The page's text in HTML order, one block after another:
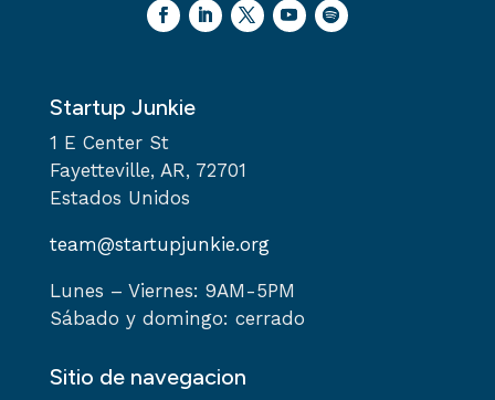
Startup Junkie
1 E Center St
Fayetteville, AR, 72701
Estados Unidos
team@startupjunkie.org
Lunes – Viernes: 9AM-5PM
Sábado y domingo: cerrado
Sitio de navegacion